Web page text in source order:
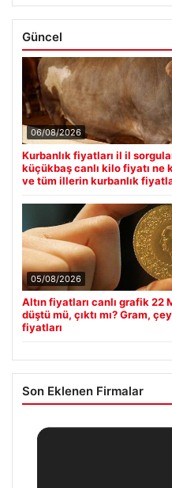
Güncel
06/08/2026
Kurbanlık fiyatları il il
küçükbaş canlı kilo fiyatı ne
ve tüm illerin kurbanlık
05/08/2026
Altın fiyatları canlı grafik 22
düştü mü, çıktı mı? Gram,
fiyatları
Son Eklenen Firmalar